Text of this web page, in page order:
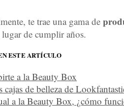
te trae una gama de
de cumplir años.
ESTE ARTÍCULO
a la Beauty Box
cajas de belleza de
a la Beauty Box, ¿cómo